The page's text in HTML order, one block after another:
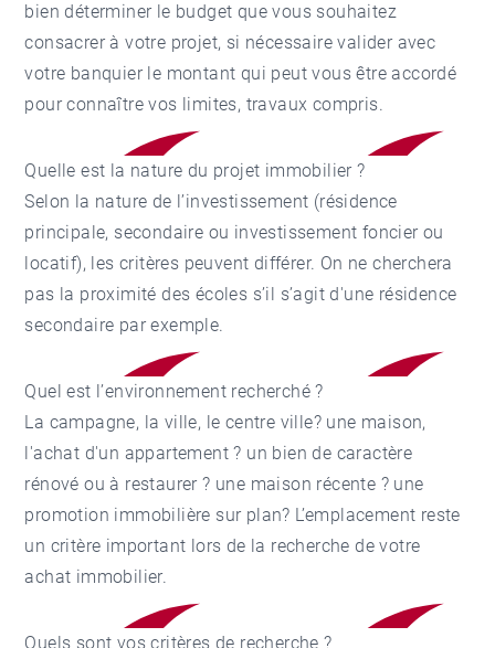
bien déterminer le budget que vous souhaitez
consacrer à votre projet, si nécessaire valider avec
votre banquier le montant qui peut vous être accordé
pour connaître vos limites, travaux compris.
Quelle est la nature du projet immobilier ?
Selon la nature de l’investissement (résidence
principale, secondaire ou investissement foncier ou
locatif), les critères peuvent différer. On ne cherchera
pas la proximité des écoles s’il s’agit d'une résidence
secondaire par exemple.
Quel est l’environnement recherché ?
La campagne, la ville, le centre ville? une maison,
l'achat d'un appartement ? un bien de caractère
rénové ou à restaurer ? une maison récente ? une
promotion immobilière sur plan? L’emplacement reste
un critère important lors de la recherche de votre
achat immobilier.
Quels sont vos critères de recherche ?